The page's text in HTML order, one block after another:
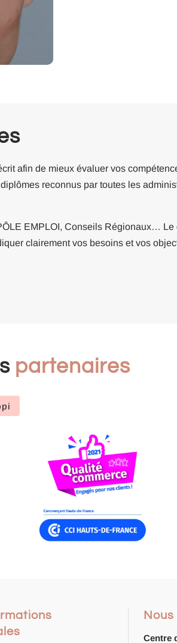
afin de mieux évaluer vos
reconnus par toutes les
EMPLOI, Conseils Régionaux… Le
clairement vos besoins et vos
partenaires
Centre